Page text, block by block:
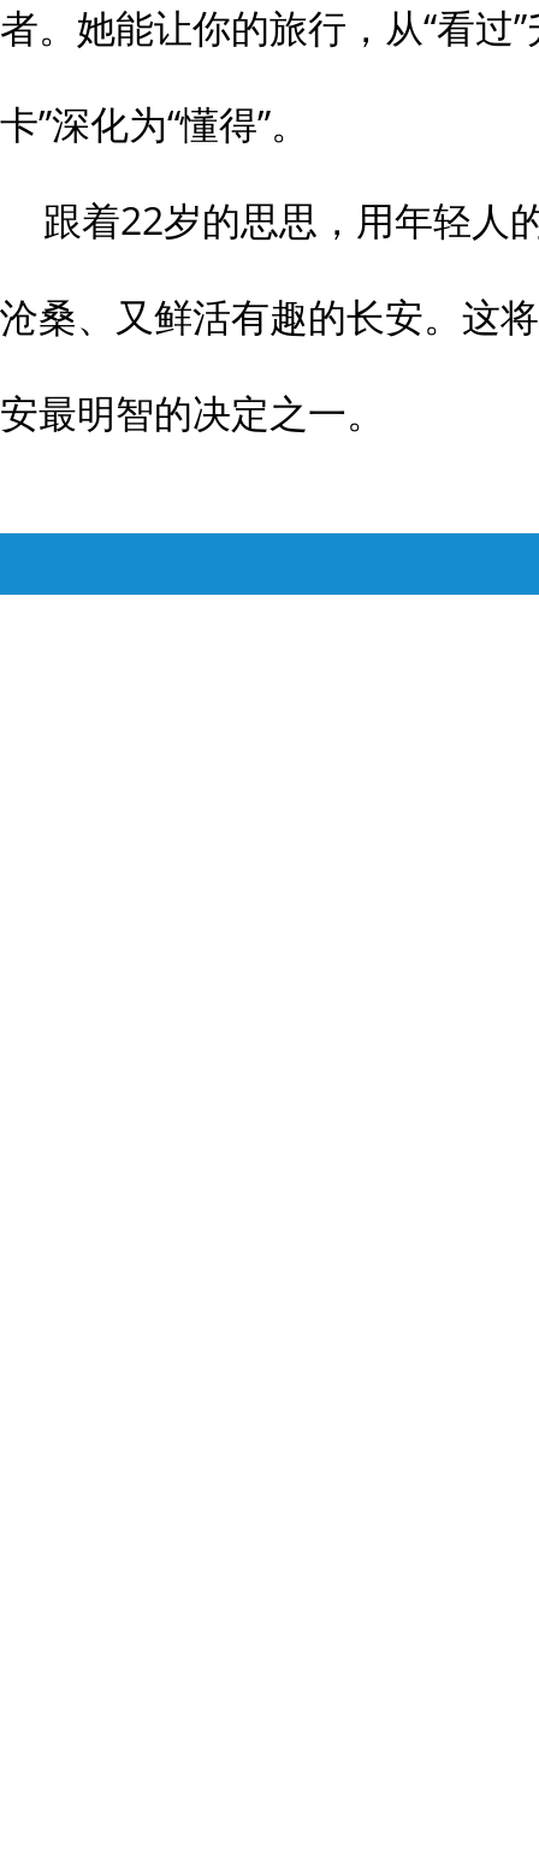
者。她能让你的旅行，从“看过
卡”深化为“懂得”。
跟着22岁的思思，用年轻人
沧桑、又鲜活有趣的长安。这
安最明智的决定之一。